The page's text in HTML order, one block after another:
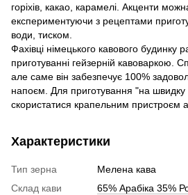
горіхів, какао, карамелі. Акценти
експериментуючи з рецептами
води, тиском.
Фахівці німецького кавового будинку
приготуванні гейзерній кавоваркою.
але саме він забезпечує 100%
напоєм. Для приготування "на
скористатися крапельним пристроєм
Характеристики
Тип зерна
Мелена кава
Склад кави
65% Арабіка 35%